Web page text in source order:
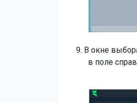
9. В окне
в поле